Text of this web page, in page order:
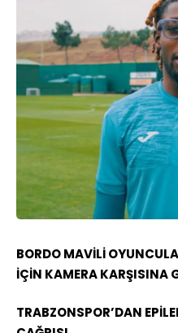
BORDO MAVİLİ
İÇİN KAMERA KARŞISINA
TRABZONSPOR’DAN